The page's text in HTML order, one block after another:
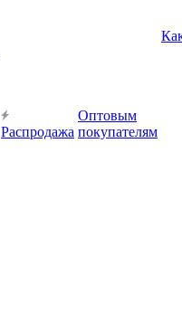
Распродажа
Оптовым
покупателям